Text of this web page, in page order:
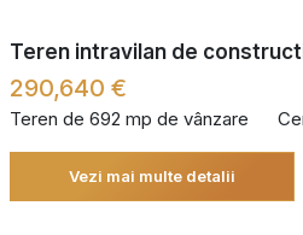
Teren intravilan de
290,640 €
Teren de 692 mp de vânzare
Vezi mai multe detalii